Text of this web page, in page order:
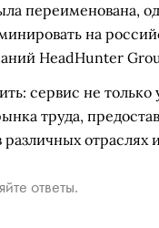
переименована,
на
HeadHunter
сервис не только
труда,
отраслях
ответы.